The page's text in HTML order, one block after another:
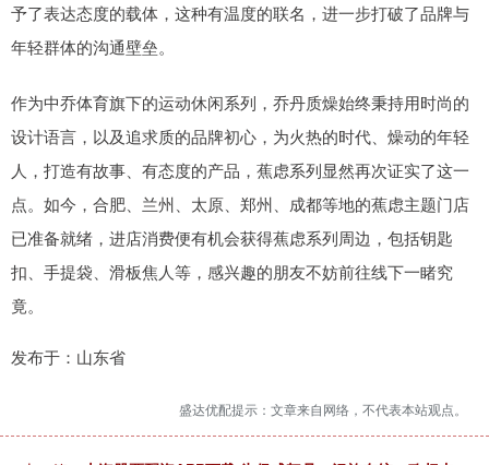
予了表达态度的载体，这种有温度的联名，进一步打破了品牌与
年轻群体的沟通壁垒。
作为中乔体育旗下的运动休闲系列，乔丹质燥始终秉持用时尚的
设计语言，以及追求质的品牌初心，为火热的时代、燥动的年轻
人，打造有故事、有态度的产品，蕉虑系列显然再次证实了这一
点。如今，合肥、兰州、太原、郑州、成都等地的蕉虑主题门店
已准备就绪，进店消费便有机会获得蕉虑系列周边，包括钥匙
扣、手提袋、滑板焦人等，感兴趣的朋友不妨前往线下一睹究
竟。
发布于：山东省
盛达优配提示：文章来自网络，不代表本站观点。